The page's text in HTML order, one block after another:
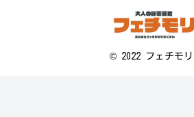
© 2022 フェチモリ.